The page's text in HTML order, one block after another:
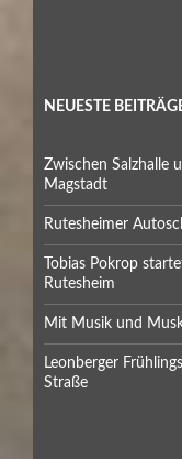
NEUESTE
Zwischen Salzhalle
Magstadt
Rutesheimer
Tobias Pokrop
Rutesheim
Mit Musik und
Leonberger
Straße